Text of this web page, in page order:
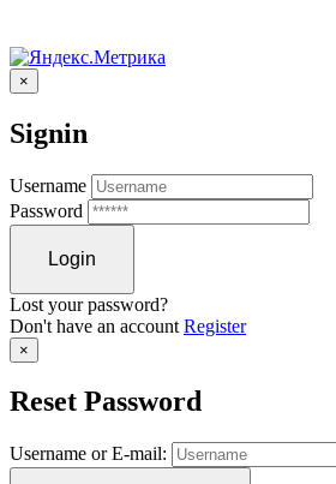
×
Signin
Username
Password
Lost your password?
Don't have an account Register
×
Reset Password
Username or E-mail: